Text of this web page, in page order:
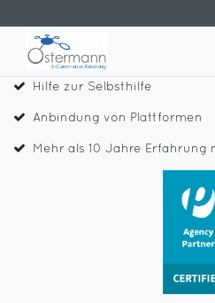
Hilfe zur Selbsthilfe
Anbindung von Plattformen
Mehr als 10 Jahre Erfahrung